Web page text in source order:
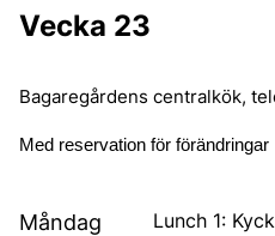
Vecka 23
Bagaregårdens centralkök,
Med reservation för förändringar
Måndag
Lunch 1: